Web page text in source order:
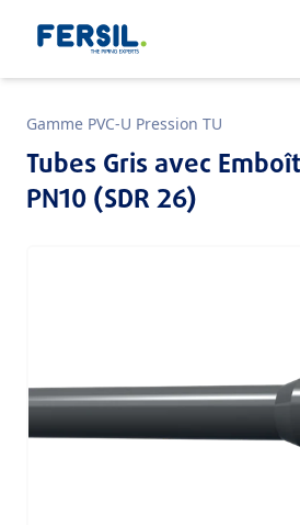
Gamme PVC-U Pression TU
Tubes Gris avec
PN10 (SDR 26)